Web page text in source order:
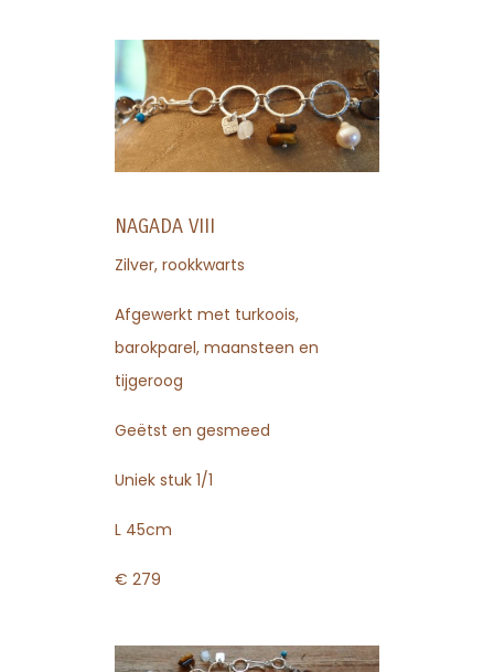
NAGADA VIII
Zilver, rookkwarts
Afgewerkt met turkoois,
barokparel, maansteen en
tijgeroog
Geëtst en gesmeed
Uniek stuk 1/1
L 45cm
€ 279